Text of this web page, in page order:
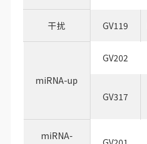
干扰 GV119
miRNA-up
GV202
GV317
miRNA-